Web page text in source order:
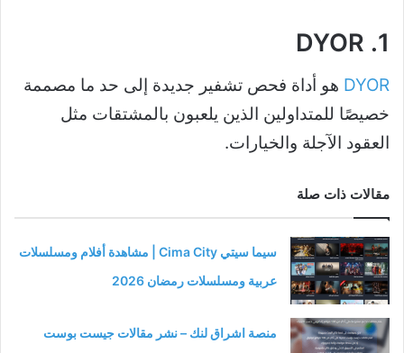
1. DYOR
DYOR هو أداة فحص تشفير جديدة إلى حد ما مصممة
خصيصًا للمتداولين الذين يلعبون بالمشتقات مثل
العقود الآجلة والخيارات.
مقالات ذات صلة
سيما سيتي Cima City | مشاهدة أفلام ومسلسلات
عربية ومسلسلات رمضان 2026
منصة اشراق لنك – نشر مقالات جيست بوست